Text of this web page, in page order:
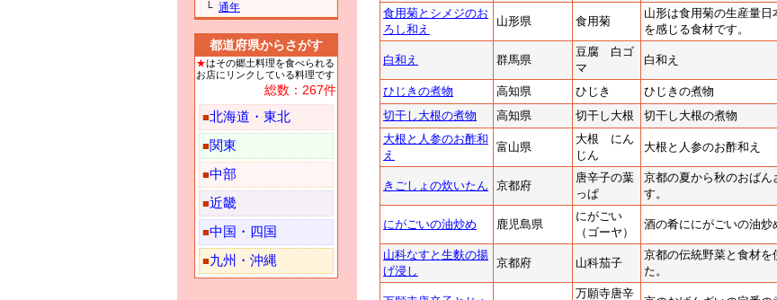
└ 通年
都道府県からさがす
★はその郷土料理を食べられる
お店にリンクしている料理です
総数：267件
■北海道・東北
■関東
■中部
■近畿
■中国・四国
■九州・沖縄
食用菊とシメジのお
ろし和え
山形県 食用菊
山形は食用菊の生産量日
を感じる食材です。
白和え 群馬県
豆腐 白ゴ
マ
白和え
ひじきの煮物 高知県 ひじき
ひじきの煮物
切干し大根の煮物
高知県 切干し大根
切干し大根の煮物
大根と人参のお酢和
え
富山県
大根 にん
じん
大根と人参のお酢和え
きごしょの炊いたん 京都府
唐辛子の葉
っぱ
京都の夏から秋のおばん
す。
にがごいの油炒め 鹿児島県
にがごい
（ゴーヤ）
酒の肴ににがごいの油炒
山科なすと生麩の揚
げ浸し
京都府 山科茄子
京都の伝統野菜と食材を
た。
万願寺唐辛